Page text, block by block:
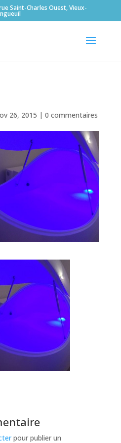
Saint-Charles Ouest, Vieux-
26, 2015 | 0 commentaires
pour publier un